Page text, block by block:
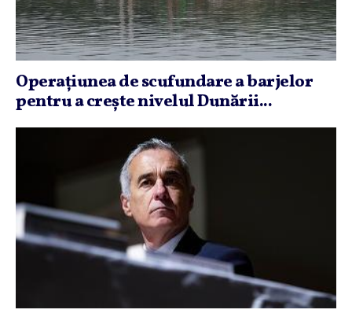
Operaţiunea de scufundare a barjelor
pentru a creşte nivelul Dunării...